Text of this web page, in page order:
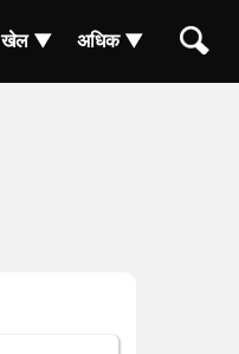
खेल ▼ अधिक ▼